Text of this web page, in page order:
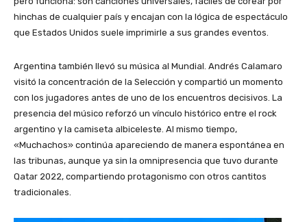
hinchas de cualquier país y encajan con la lógica de espectáculo
que Estados Unidos suele imprimirle a sus grandes eventos.
Argentina también llevó su música al Mundial. Andrés Calamaro
visitó la concentración de la Selección y compartió un momento
con los jugadores antes de uno de los encuentros decisivos. La
presencia del músico reforzó un vínculo histórico entre el rock
argentino y la camiseta albiceleste. Al mismo tiempo,
«Muchachos» continúa apareciendo de manera espontánea en
las tribunas, aunque ya sin la omnipresencia que tuvo durante
Qatar 2022, compartiendo protagonismo con otros cantitos
tradicionales.